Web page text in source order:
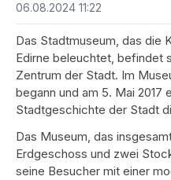
06.08.2024 11:22
Das Stadtmuseum, das die
Edirne beleuchtet, befindet
Zentrum der Stadt. Im
begann und am 5. Mai
Stadtgeschichte der Stadt
Das Museum, das
Erdgeschoss und zwei
seine Besucher mit einer